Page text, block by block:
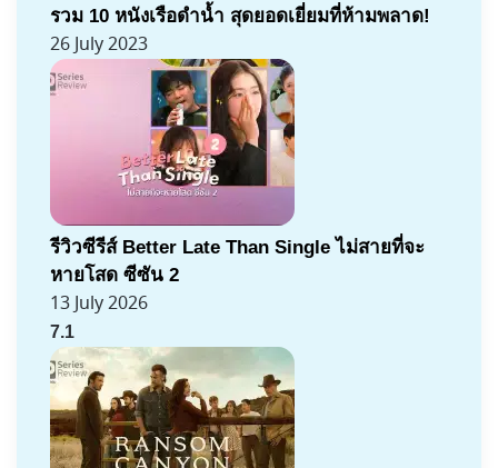
รวม 10 หนังเรือดำน้ำ สุดยอดเยี่ยมที่ห้ามพลาด!
26 July 2023
รีวิวซีรีส์ Better Late Than Single ไม่สายที่จะ
หายโสด ซีซัน 2
13 July 2026
7.1